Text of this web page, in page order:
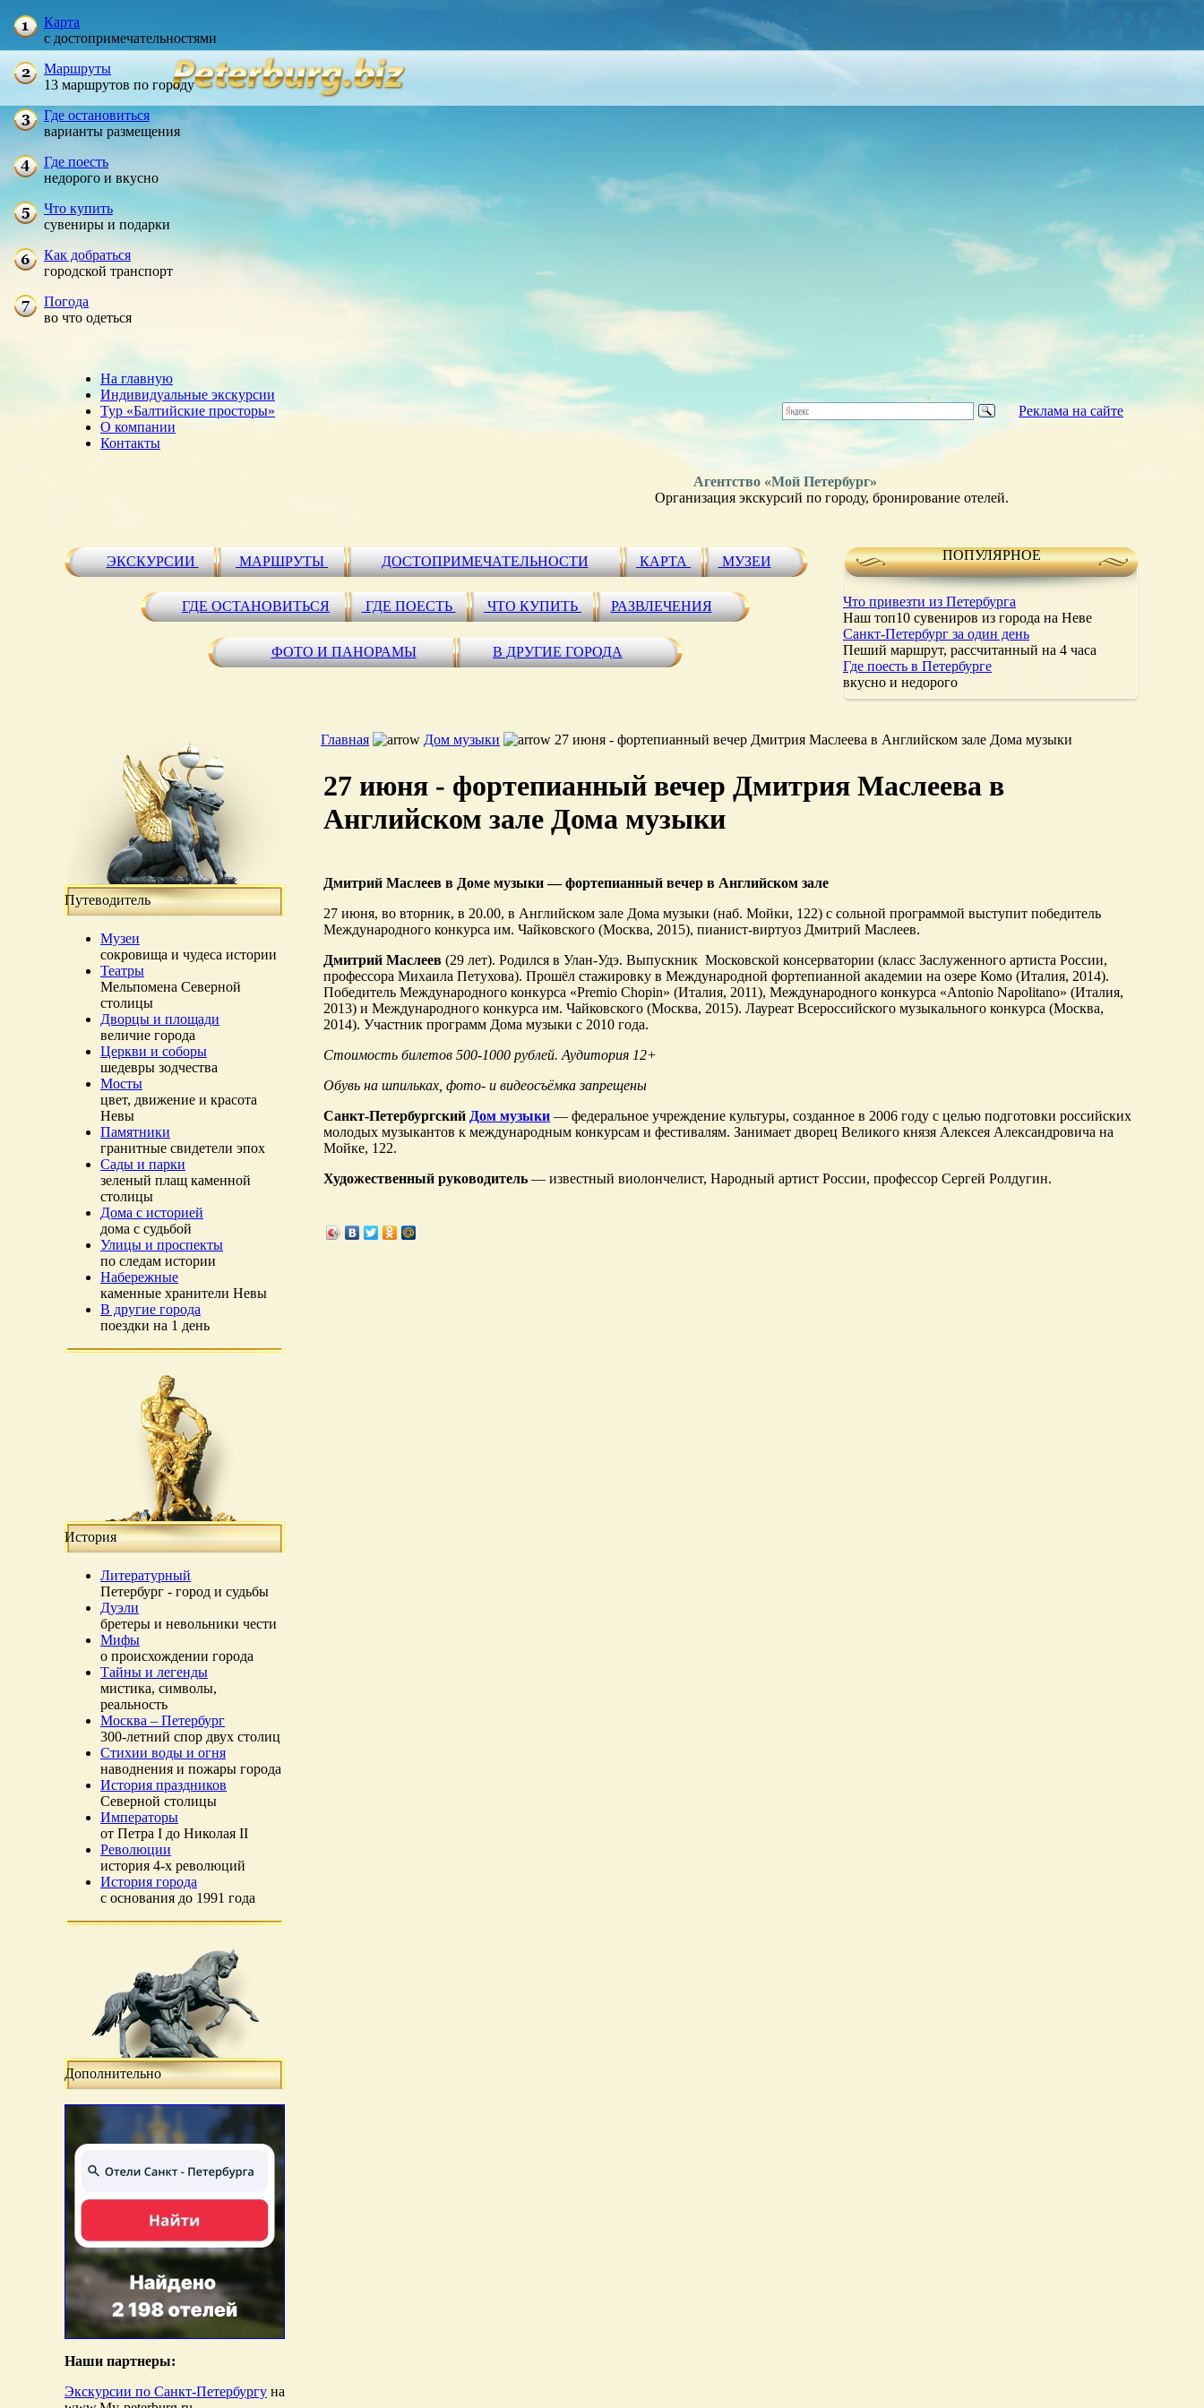
Карта
с достопримечательностями
Маршруты
13 маршрутов по городу
Где остановиться
варианты размещения
Где поесть
недорого и вкусно
Что купить
сувениры и подарки
Как добраться
городской транспорт
Погода
во что одеться
На главную
Индивидуальные экскурсии
Тур «Балтийские просторы»
О компании
Контакты
Реклама на сайте
Агентство «Мой Петербург»
Организация экскурсий по городу, бронирование отелей.
ЭКСКУРСИИ МАРШРУТЫ ДОСТОПРИМЕЧАТЕЛЬНОСТИ КАРТА МУЗЕИ
ГДЕ ОСТАНОВИТЬСЯ ГДЕ ПОЕСТЬ ЧТО КУПИТЬ РАЗВЛЕЧЕНИЯ
ФОТО И ПАНОРАМЫ В ДРУГИЕ ГОРОДА
ПОПУЛЯРНОЕ
Что привезти из Петербурга
Наш топ10 сувениров из города на Неве
Санкт-Петербург за один день
Пеший маршрут, рассчитанный на 4 часа
Где поесть в Петербурге
вкусно и недорого
Путеводитель
Музеи
сокровища и чудеса истории
Театры
Мельпомена Северной
столицы
Дворцы и площади
величие города
Церкви и соборы
шедевры зодчества
Мосты
цвет, движение и красота
Невы
Памятники
гранитные свидетели эпох
Сады и парки
зеленый плащ каменной
столицы
Дома с историей
дома с судьбой
Улицы и проспекты
по следам истории
Набережные
каменные хранители Невы
В другие города
поездки на 1 день
История
Литературный
Петербург - город и судьбы
Дуэли
бретеры и невольники чести
Мифы
о происхождении города
Тайны и легенды
мистика, символы,
реальность
Москва – Петербург
300-летний спор двух столиц
Стихии воды и огня
наводнения и пожары города
История праздников
Северной столицы
Императоры
от Петра I до Николая II
Революции
история 4-х революций
История города
с основания до 1991 года
Дополнительно
Наши партнеры:
Экскурсии по Санкт-Петербургу на
Главная Дом музыки 27 июня - фортепианный вечер Дмитрия Маслеева в Английском зале Дома музыки
27 июня - фортепианный вечер Дмитрия Маслеева в
Английском зале Дома музыки
Дмитрий Маслеев в Доме музыки — фортепианный вечер в Английском зале
27 июня, во вторник, в 20.00, в Английском зале Дома музыки (наб. Мойки, 122) с сольной программой выступит победитель
Международного конкурса им. Чайковского (Москва, 2015), пианист-виртуоз Дмитрий Маслеев.
Дмитрий Маслеев (29 лет). Родился в Улан-Удэ. Выпускник Московской консерватории (класс Заслуженного артиста России,
профессора Михаила Петухова). Прошёл стажировку в Международной фортепианной академии на озере Комо (Италия, 2014).
Победитель Международного конкурса «Premio Chopin» (Италия, 2011), Международного конкурса «Antonio Napolitano» (Италия,
2013) и Международного конкурса им. Чайковского (Москва, 2015). Лауреат Всероссийского музыкального конкурса (Москва,
2014). Участник программ Дома музыки с 2010 года.
Стоимость билетов 500-1000 рублей. Аудитория 12+
Обувь на шпильках, фото- и видеосъёмка запрещены
Санкт-Петербургский Дом музыки — федеральное учреждение культуры, созданное в 2006 году с целью подготовки российских
молодых музыкантов к международным конкурсам и фестивалям. Занимает дворец Великого князя Алексея Александровича на
Мойке, 122.
Художественный руководитель — известный виолончелист, Народный артист России, профессор Сергей Ролдугин.